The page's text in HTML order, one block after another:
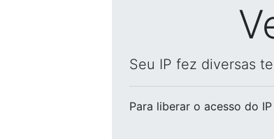
Seu IP fez diversas
Para liberar o acesso do IP